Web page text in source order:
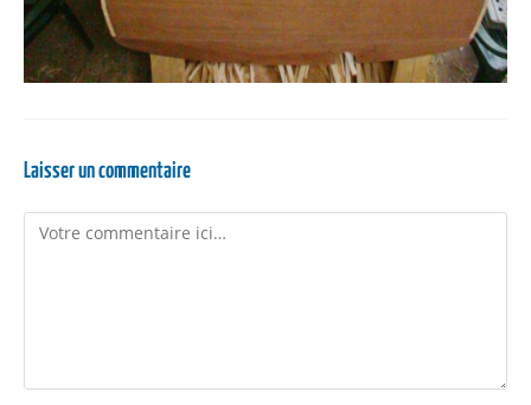
Laisser un commentaire